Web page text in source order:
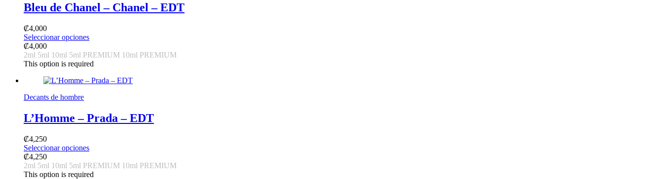
Bleu de Chanel – Chanel – EDT
₡4,000
Seleccionar opcionesThis
has
multiple
The
chosen
on
page
₡4,000
2ml 5ml 10ml 5ml PREMIUM 10ml PREMIUM
This option is required
Decants de hombre
L’Homme – Prada – EDT
₡4,250
Seleccionar opcionesThis
has
multiple
₡4,250
2ml 5ml 10ml 5ml PREMIUM 10ml PREMIUM
This option is required